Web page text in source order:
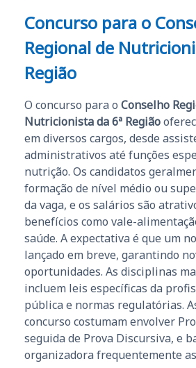
Concurso para o
Regional de
Região
O concurso para o Conselho
Nutricionista da 6ª Região
em diversos cargos, desde
administrativos até funções
nutrição. Os candidatos
formação de nível médio ou
da vaga, e os salários são
benefícios como vale-
saúde. A expectativa é que um
lançado em breve, garantindo
oportunidades. As disciplinas
incluem leis específicas da
pública e normas regulatórias.
concurso costumam envolver
seguida de Prova Discursiva, e
organizadora frequentemente